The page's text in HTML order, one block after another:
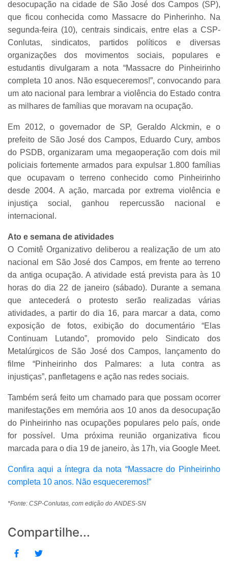
desocupação na cidade de São José dos Campos (SP),
que ficou conhecida como Massacre do Pinherinho. Na
segunda-feira (10), centrais sindicais, entre elas a CSP-
Conlutas, sindicatos, partidos políticos e diversas
organizações dos movimentos sociais, populares e
estudantis divulgaram a nota “Massacre do Pinheirinho
completa 10 anos. Não esqueceremos!”, convocando para
um ato nacional para lembrar a violência do Estado contra
as milhares de famílias que moravam na ocupação.
Em 2012, o governador de SP, Geraldo Alckmin, e o
prefeito de São José dos Campos, Eduardo Cury, ambos
do PSDB, organizaram uma megaoperação com dois mil
policiais fortemente armados para expulsar 1.800 famílias
que ocupavam o terreno conhecido como Pinheirinho
desde 2004. A ação, marcada por extrema violência e
injustiça social, ganhou repercussão nacional e
internacional.
Ato e semana de atividades
O Comitê Organizativo deliberou a realização de um ato
nacional em São José dos Campos, em frente ao terreno
da antiga ocupação. A atividade está prevista para às 10
horas do dia 22 de janeiro (sábado). Durante a semana
que antecederá o protesto serão realizadas várias
atividades, a partir do dia 16, para marcar a data, como
exposição de fotos, exibição do documentário “Elas
Continuam Lutando”, promovido pelo Sindicato dos
Metalúrgicos de São José dos Campos, lançamento do
filme “Pinheirinho dos Palmares: a luta contra as
injustiças”, panfletagens e ação nas redes sociais.
Também será feito um chamado para que possam ocorrer
manifestações em memória aos 10 anos da desocupação
do Pinheirinho nas ocupações populares pelo país, onde
for possível. Uma próxima reunião organizativa ficou
marcada para o dia 19 de janeiro, às 17h, via Google Meet.
Confira aqui a íntegra da nota “Massacre do Pinheirinho
completa 10 anos. Não esqueceremos!”
*Fonte: CSP-Conlutas, com edição do ANDES-SN
Compartilhe...